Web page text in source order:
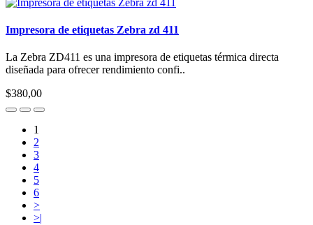
Impresora de etiquetas Zebra zd 411
La Zebra ZD411 es una impresora de etiquetas térmica directa
diseñada para ofrecer rendimiento confi..
$380,00
1
2
3
4
5
6
>
>|